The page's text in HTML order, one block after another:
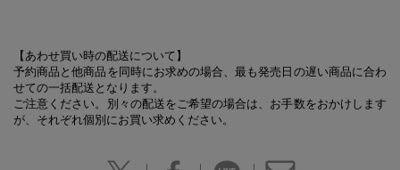
【あわせ買い時の配送について】
予約商品と他商品を同時にお求めの場合、最も発売日の遅い商品に合わ
せての一括配送となります。
ご注意ください。別々の配送をご希望の場合は、お手数をおかけします
が、それぞれ個別にお買い求めください。